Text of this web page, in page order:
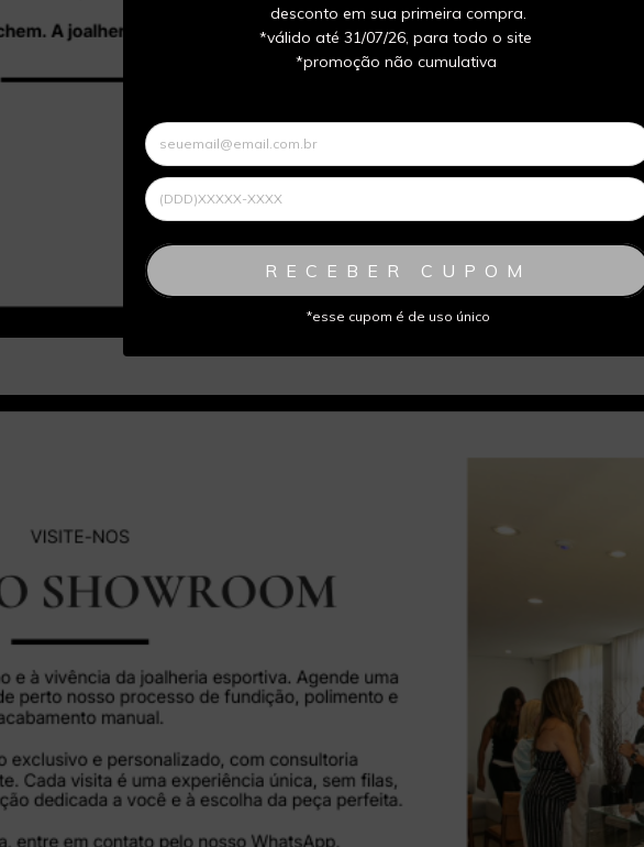
desconto em sua primeira compra.
*válido até 31/07/26, para todo o site
*promoção não cumulativa
RECEBER CUPOM
*esse cupom é de uso único